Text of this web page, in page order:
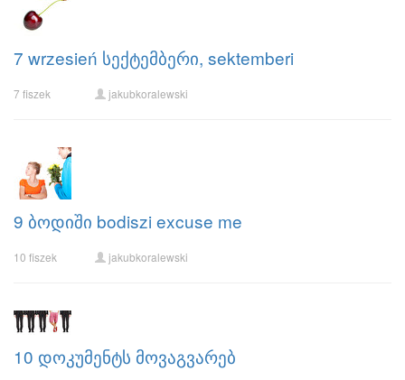
7 wrzesień სექტემბერი, sektemberi
7 fiszek jakubkoralewski
9 ბოდიში bodiszi excuse me
10 fiszek jakubkoralewski
10 დოკუმენტს მოვაგვარებ